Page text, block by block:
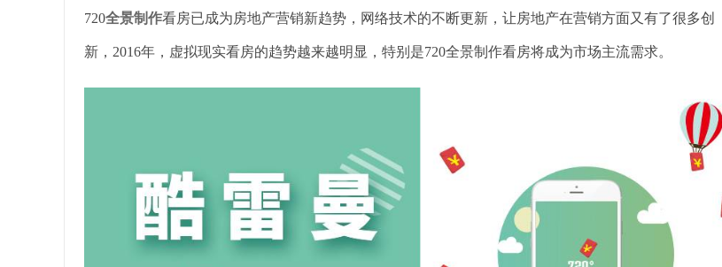
720全景制作看房已成为房地产营销新趋势，网络技术的不断更新，让房地产在营销方面又有了很多创
新，2016年，虚拟现实看房的趋势越来越明显，特别是720全景制作看房将成为市场主流需求。